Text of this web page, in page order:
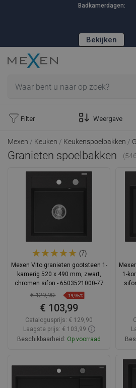
Badkamerdagen:
Bekijken
Filter Weergave
Mexen Keuken Keukenspoelbakken
Granieten spoelbakken
(7)
Mexen Vito granieten gootsteen 1-
kamerig 520 x 490 mm, zwart,
chromen sifon - 6503521000-77
€ 129,90 -19,95%
€ 103,99
Catalogusprijs: € 129,90
Laagste prijs: € 103,99
Beschikbaarheid: Op voorraad
favorite_border
1-